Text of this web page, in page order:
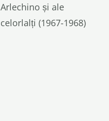
Arlechino și ale
celorlalți (1967-1968)